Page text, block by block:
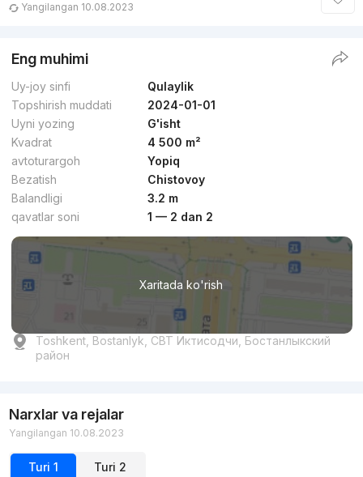
Yangilangan 10.08.2023
Eng muhimi
Uy-joy sinfi
Qulaylik
Topshirish muddati
2024-01-01
Uyni yozing
G'isht
Kvadrat
4 500 m²
avtoturargoh
Yopiq
Bezatish
Chistovoy
Balandligi
3.2 m
qavatlar soni
1 — 2 dan 2
Xaritada ko'rish
Toshkent, Bostanlyk, СВТ Иктисодчи, Бостанлыкский
район
Narxlar va rejalar
Yangilangan 10.08.2023
Turi 1 Turi 2